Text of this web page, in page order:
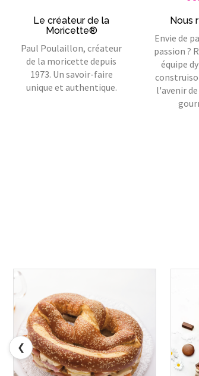
Le créateur de la
Moricette®
Paul Poulaillon, créateur
de la moricette depuis
1973. Un savoir-faire
unique et authentique.
Nous
Envie de
passion ?
équipe
l'avenir
❮